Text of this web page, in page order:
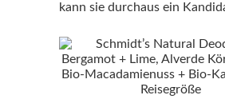
kann sie durchaus ein